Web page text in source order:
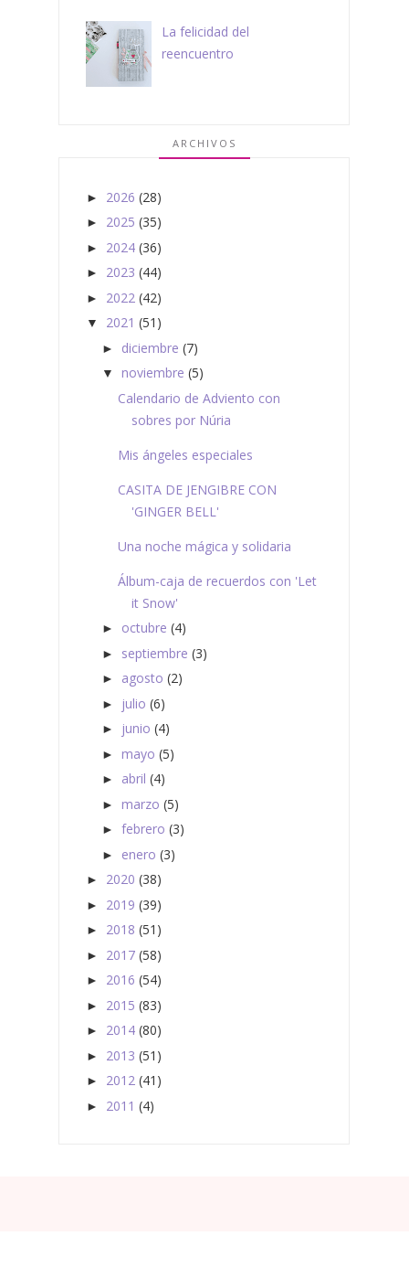
La felicidad del
reencuentro
ARCHIVOS
► 2026 (28)
► 2025 (35)
► 2024 (36)
► 2023 (44)
► 2022 (42)
▼ 2021 (51)
► diciembre (7)
▼ noviembre (5)
Calendario de Adviento con
sobres por Núria
Mis ángeles especiales
CASITA DE JENGIBRE CON
'GINGER BELL'
Una noche mágica y solidaria
Álbum-caja de recuerdos con 'Let
it Snow'
► octubre (4)
► septiembre (3)
► agosto (2)
► julio (6)
► junio (4)
► mayo (5)
► abril (4)
► marzo (5)
► febrero (3)
► enero (3)
► 2020 (38)
► 2019 (39)
► 2018 (51)
► 2017 (58)
► 2016 (54)
► 2015 (83)
► 2014 (80)
► 2013 (51)
► 2012 (41)
► 2011 (4)